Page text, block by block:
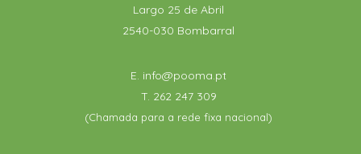
Largo 25 de Abril
2540-030 Bombarral
E. info@pooma.pt
T. 262 247 309
(Chamada para a rede fixa nacional)